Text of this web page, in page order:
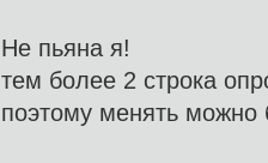
Не пьяна я!
тем более 2 строка
поэтому менять можно